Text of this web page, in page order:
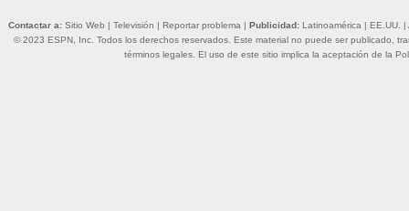
Contactar a: Sitio Web | Televisión | Reportar problema | Publicidad: Latinoamérica | EE.UU. |
© 2023 ESPN, Inc. Todos los derechos reservados. Este material no puede ser publicado,
términos legales. El uso de este sitio implica la aceptación de la